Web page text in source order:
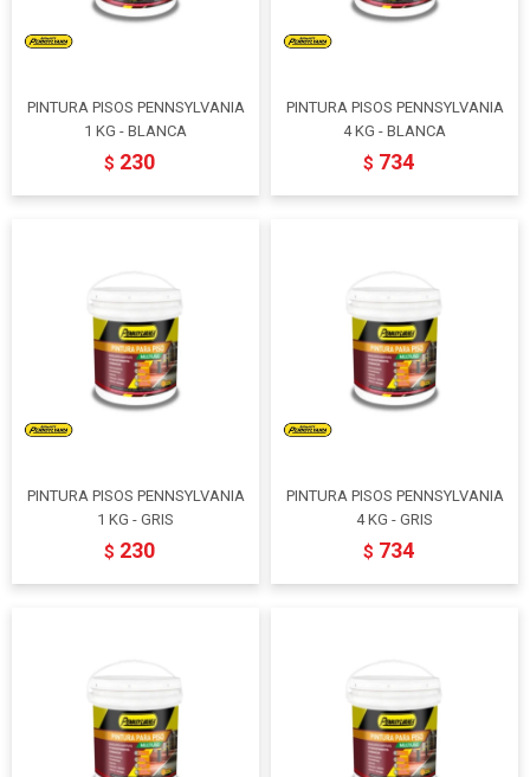
PINTURA PISOS PENNSYLVANIA
1 KG - BLANCA
$ 230
PINTURA PISOS PENNSYLVANIA
4 KG - BLANCA
$ 734
PINTURA PISOS PENNSYLVANIA
1 KG - GRIS
$ 230
PINTURA PISOS PENNSYLVANIA
4 KG - GRIS
$ 734